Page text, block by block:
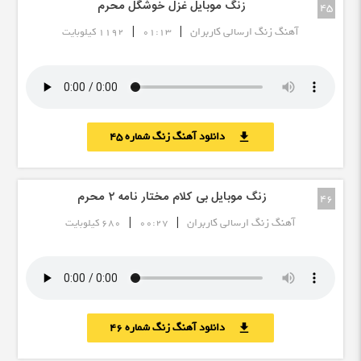
45 زنگ موبایل غزل خوشگل محرم
آهنگ زنگ ارسالی کاربران |
01:13
| 1192 کیلوبایت
download دانلود آهنگ زنگ شماره 45
46 زنگ موبایل بی کلام مختار نامه ۲ محرم
آهنگ زنگ ارسالی کاربران |
00:27
| 680 کیلوبایت
download دانلود آهنگ زنگ شماره 46